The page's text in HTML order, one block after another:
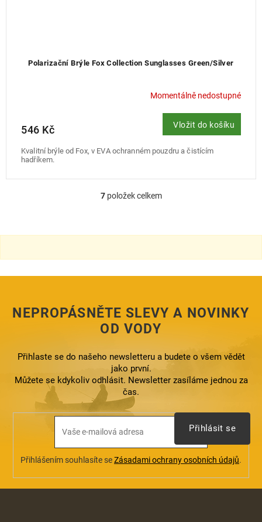
Polarizační Brýle Fox Collection Sunglasses Green/Silver
Momentálně nedostupné
546 Kč Vložit do košíku
Kvalitní brýle od Fox, v EVA ochranném pouzdru a čistícím
hadříkem.
O
á
a
í
v
k
y
ý
p
i
s
u
7položek celkem
NEPROPÁSNĚTE SLEVY A NOVINKY
OD VODY
Přihlaste se do našeho newsletteru a budete o všem vědět
jako první.
Můžete se kdykoliv odhlásit. Newsletter zasíláme jednou za
čas.
Přihlášením souhlasíte seZásadami ochrany osobních údajů.
Přihlásit se